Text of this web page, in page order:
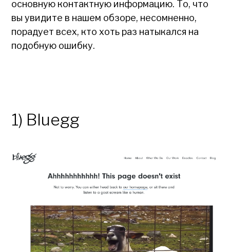
основную контактную информацию. То, что
вы увидите в нашем обзоре, несомненно,
порадует всех, кто хоть раз натыкался на
подобную ошибку.
1) Bluegg